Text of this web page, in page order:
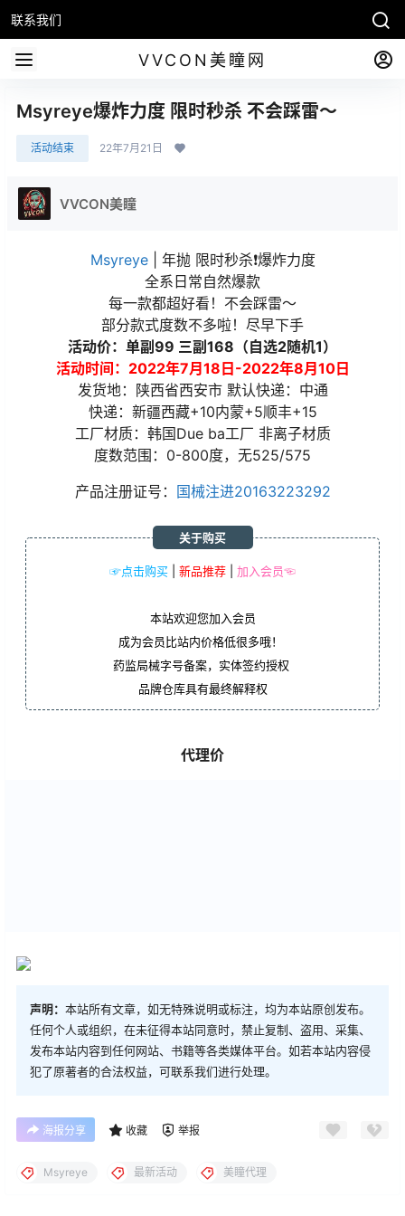
联系我们
VVCON美瞳网
Msyreye爆炸力度 限时秒杀 不会踩雷～
活动结束 22年7月21日
VVCON美瞳
Msyreye| 年抛 限时秒杀❗️爆炸力度
全系日常自然爆款
每一款都超好看！不会踩雷～
部分款式度数不多啦！尽早下手
活动价：单副99 三副168（自选2随机1）
活动时间：2022年7月18日-2022年8月10日
发货地：陕西省西安市 默认快递：中通
快递：新疆西藏+10内蒙+5顺丰+15
工厂材质：韩国Due ba工厂 非离子材质
度数范围：0-800度，无525/575
产品注册证号：
国械注进20163223292
☞点击购买 新品推荐 加入会员☜
关于购买
本站欢迎您加入会员
成为会员比站内价格低很多哦！
药监局械字号备案，实体签约授权
品牌仓库具有最终解释权
代理价
声明： 本站所有文章，如无特殊说明或标注，均为本站原创发布。
任何个人或组织，在未征得本站同意时，禁止复制、盗用、采集、
发布本站内容到任何网站、书籍等各类媒体平台。如若本站内容侵
犯了原著者的合法权益，可联系我们进行处理。
海报分享 收藏 举报
Msyreye 最新活动 美瞳代理